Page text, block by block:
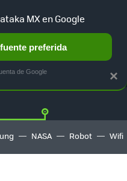
MERCADO LIBRE
NASA Robot Wifi
×
MX en Google
preferida
de Google